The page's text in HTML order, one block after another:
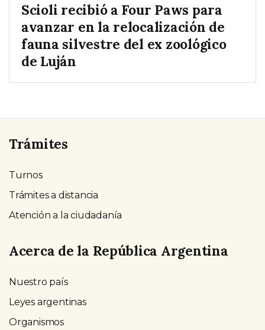
Scioli recibió a Four Paws para
avanzar en la relocalización de
fauna silvestre del ex zoológico
de Luján
Trámites
Turnos
Trámites a distancia
Atención a la ciudadanía
Acerca de la República Argentina
Nuestro país
Leyes argentinas
Organismos